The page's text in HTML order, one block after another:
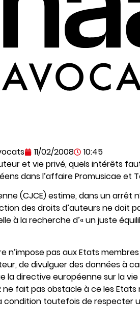
11/02/2008
10:45
et vie privé, quels intérêts
dans l’affaire Promusicae et
(CJCE) estime, dans un arrêt
des droits d’auteurs ne doit
à la recherche d’« un juste
pas aux Etats membres
de divulguer des données à
la directive européenne sur la
fait pas obstacle à ce les
toutefois de respecter